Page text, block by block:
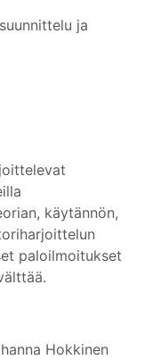
ja
käytännön,
paloilmoitukset
Hokkinen